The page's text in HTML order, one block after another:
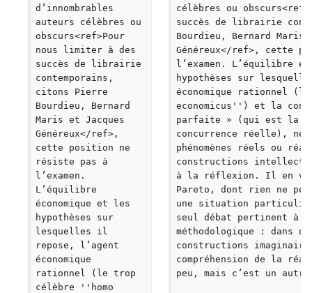
d’innombrables
auteurs célèbres ou
obscurs<ref>Pour
nous limiter à des
succès de librairie
contemporains,
citons Pierre
Bourdieu, Bernard
Maris et Jacques
Généreux</ref>,
cette position ne
résiste pas à
l’examen.
L’équilibre
économique et les
hypothèses sur
lesquelles il
repose, l’agent
économique
rationnel (le trop
célèbre ''homo
célèbres ou
succès de librairie
Bourdieu, Bernard Maris
Généreux</ref>, cette
l’examen. L’équilibre
hypothèses sur
économique rationnel
economicus'') et la
parfaite » (qui est la
concurrence réelle), ne
phénomènes réels ou
constructions
à la réflexion. Il en va
Pareto, dont rien ne
une situation
seul débat pertinent à
méthodologique : dans
constructions
compréhension de la
peu, mais c’est un